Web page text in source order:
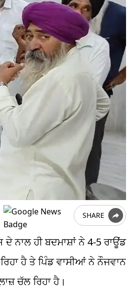
SHARE
ਨਾਲ ਹੀ ਬਦਮਾਸ਼ਾਂ ਨੇ 4-5 ਰਾਊਂਡ
ਹੈ ਤੇ ਪਿੰਡ ਵਾਸੀਆਂ ਨੇ ਨੌਜਵਾਨ
ਚੱਲ ਰਿਹਾ ਹੈ।